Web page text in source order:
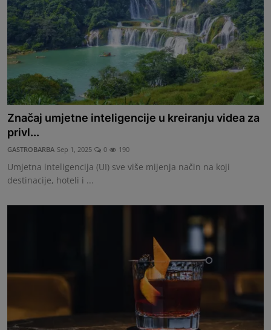
Značaj umjetne inteligencije u kreiranju videa za
privl...
GASTROBARBA Sep 1, 2025 0 190
Umjetna inteligencija (UI) sve više mijenja način na koji
destinacije, hoteli i ...